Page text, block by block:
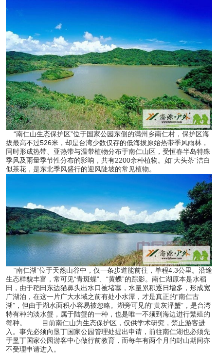
“南仁山生态保护区”位于国家公园东侧的满州乡南仁村，保护区海
拔最高不过526米，却是台湾少数仅存的低海拔原始热带季风雨林，
同时形成热带、亚热带与温带植物分布于南仁山区，受恒春半岛特殊
季风及雨量季节性分布的影响，共有2200余种植物。如“大头茶”洁白
似茶花，是东北季风盛行的迎风陡坡的常见植物。
“南仁湖”位于天然山谷中，仅一条步道能前往，单程4.3公里。沿途
生态样貌丰富，常可见“青斑蝶”、“黄蝶”的踪影。南仁湖原本是水稻
田，由于稻田东边猫鼻头出水口被堵塞，水量累积逐日增多，形成宽
广湖泊，在这一片广大水域之前有处小水潭，才是真正的“南仁古
湖”，但由于湖水面积小容易被忽略。湖旁可见的“黄灰泽蟹”，是台湾
特有种的淡水蟹，属于陆蟹的一种，也是唯一不须到海边进行繁殖的
蟹种。 目前南仁山为生态保护区，仅供学术研究，禁止游客进
入。事先必须向垦丁国家公园管理处提出申请，前往南仁湖也必须先
于垦丁国家公园游客中心做行前教育，而每年有两个月的封山期间亦
不受理申请进入。